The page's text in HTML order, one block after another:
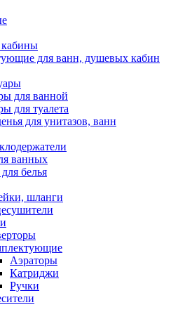
для ванн, душевых кабин
для ванной
для туалета
для унитазов, ванн
ванных
белья
шланги
Аэраторы
Катриджи
Ручки